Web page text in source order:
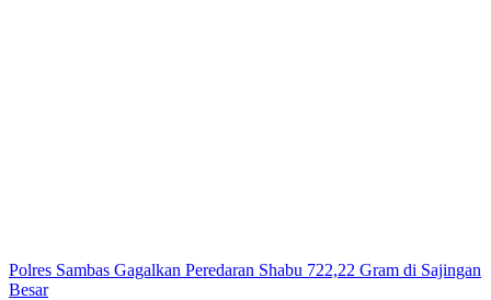
Polres Sambas Gagalkan Peredaran Shabu 722,22 Gram di Sajingan
Besar